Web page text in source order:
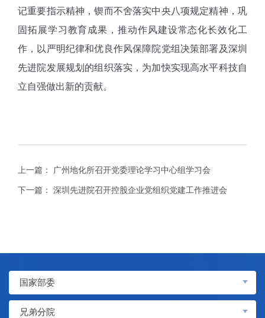
记重要指示精神，锲而不舍落实中央八项规定精神，巩
固拓展学习教育成果，推动作风建设常态化长效化工
作，以严明纪律和优良作风保障院党组决策部署及深圳
先进院发展规划的组织落实，为加快实现高水平科技自
立自强做出新的贡献。
上一篇： 广州地化所召开党委理论学习中心组学习会
下一篇： 深圳先进院召开控股企业党组织党建工作推进会
国家部委
兄弟分院